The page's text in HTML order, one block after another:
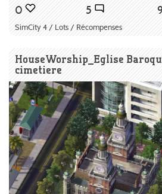
0 5
SimCity 4 / Lots / Récompenses
HouseWorship_Eglise
cimetiere